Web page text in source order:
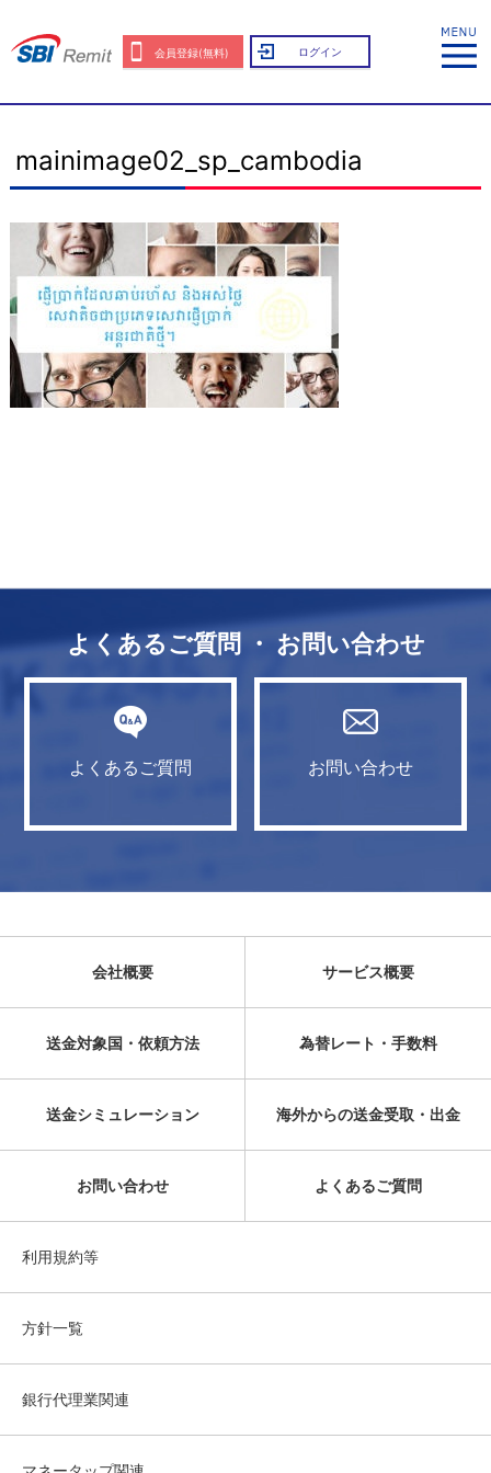
会員登録(無料) ログイン
mainimage02_sp_cambodia
よくあるご質問 ・ お問い合わせ
よくあるご質問 お問い合わせ
会社概要 サービス概要
送金対象国・依頼方法 為替レート・手数料
送金シミュレーション 海外からの送金受取・出金
お問い合わせ よくあるご質問
利用規約等
方針一覧
銀行代理業関連